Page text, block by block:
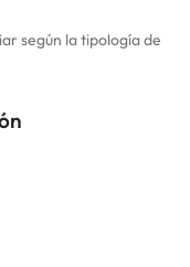
según la tipología de